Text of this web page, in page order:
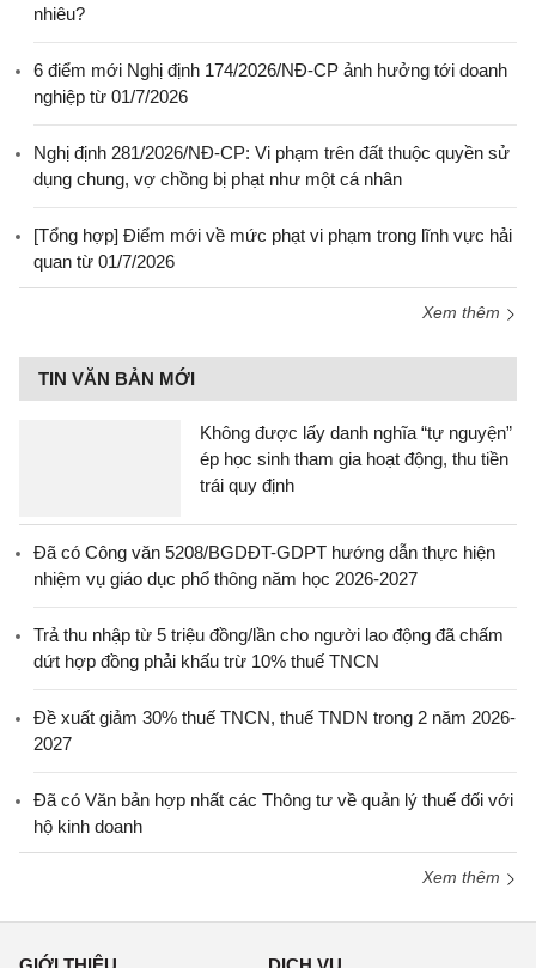
nhiêu?
6 điểm mới Nghị định 174/2026/NĐ-CP ảnh hưởng tới doanh
nghiệp từ 01/7/2026
Nghị định 281/2026/NĐ-CP: Vi phạm trên đất thuộc quyền sử
dụng chung, vợ chồng bị phạt như một cá nhân
[Tổng hợp] Điểm mới về mức phạt vi phạm trong lĩnh vực hải
quan từ 01/7/2026
Xem thêm
TIN VĂN BẢN MỚI
Không được lấy danh nghĩa “tự nguyện”
ép học sinh tham gia hoạt động, thu tiền
trái quy định
Đã có Công văn 5208/BGDĐT-GDPT hướng dẫn thực hiện
nhiệm vụ giáo dục phổ thông năm học 2026-2027
Trả thu nhập từ 5 triệu đồng/lần cho người lao động đã chấm
dứt hợp đồng phải khấu trừ 10% thuế TNCN
Đề xuất giảm 30% thuế TNCN, thuế TNDN trong 2 năm 2026-
2027
Đã có Văn bản hợp nhất các Thông tư về quản lý thuế đối với
hộ kinh doanh
Xem thêm